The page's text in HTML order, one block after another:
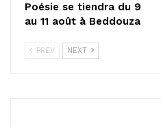
Poésie se tiendra du 9
au 11 août à Beddouza
PREV NEXT